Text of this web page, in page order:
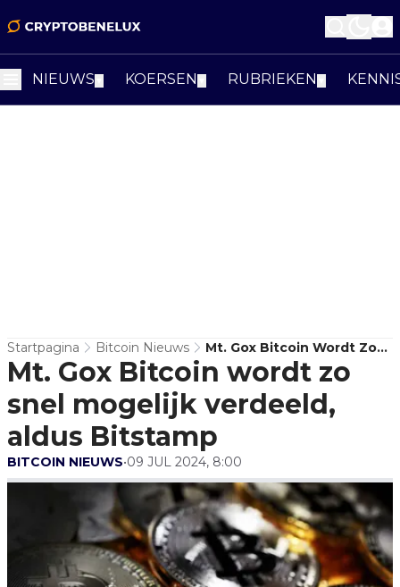
NIEUWS KOERSEN RUBRIEKEN
Startpagina Bitcoin Nieuws
Mt. Gox Bitcoin Wordt Zo
Snel Mogelijk Verdeeld,
Aldus Bitstamp
Mt. Gox Bitcoin wordt zo
snel mogelijk verdeeld,
aldus Bitstamp
BITCOIN NIEUWS•09 JUL 2024, 8:00